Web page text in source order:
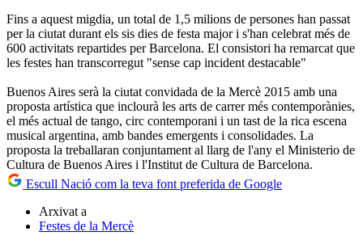
Fins a aquest migdia, un total de 1,5 milions de persones han passat
per la ciutat durant els sis dies de festa major i s'han celebrat més de
600 activitats repartides per Barcelona. El consistori ha remarcat que
les festes han transcorregut "sense cap incident destacable"
Buenos Aires serà la ciutat convidada de la Mercè 2015 amb una
proposta artística que inclourà les arts de carrer més contemporànies,
el més actual de tango, circ contemporani i un tast de la rica escena
musical argentina, amb bandes emergents i consolidades. La
proposta la treballaran conjuntament al llarg de l'any el Ministerio de
Cultura de Buenos Aires i l'Institut de Cultura de Barcelona.
Escull Nació com la teva font preferida de Google
Arxivat a
Festes de la Mercè